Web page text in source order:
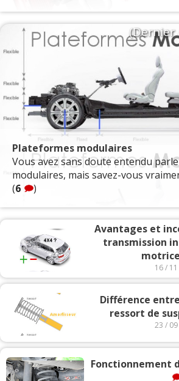
Plateformes modulaires
Vous avez sans doute entendu
modulaires, mais savez-vous
(6 )
Avantages et
transmission
16 /
Différence
ressort de
23 /
Fonctionnement